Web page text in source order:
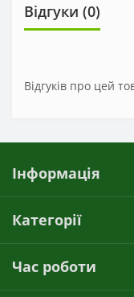
Відгуки (0)
Відгуків про цей
Інформація
Категорії
Час роботи